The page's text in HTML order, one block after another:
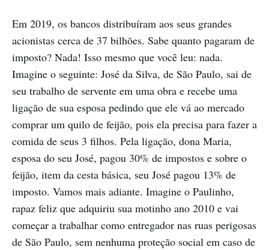
Em 2019, os bancos distribuíram aos seus grandes
acionistas cerca de 37 bilhões. Sabe quanto pagaram de
imposto? Nada! Isso mesmo que você leu: nada.
Imagine o seguinte: José da Silva, de São Paulo, sai de
seu trabalho de servente em uma obra e recebe uma
ligação de sua esposa pedindo que ele vá ao mercado
comprar um quilo de feijão, pois ela precisa para fazer a
comida de seus 3 filhos. Pela ligação, dona Maria,
esposa do seu José, pagou 30% de impostos e sobre o
feijão, item da cesta básica, seu José pagou 13% de
imposto. Vamos mais adiante. Imagine o Paulinho,
rapaz feliz que adquiriu sua motinho ano 2010 e vai
começar a trabalhar como entregador nas ruas perigosas
de São Paulo, sem nenhuma proteção social em caso de